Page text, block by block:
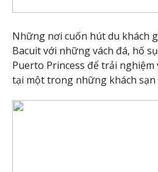
Những nơi cuốn hút du khách
Bacuit với những vách đá, hố
Puerto Princess để trải nghiệm
tại một trong những khách sạn